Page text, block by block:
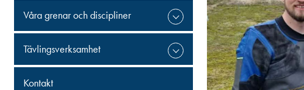
Våra grenar och discipliner
Tävlingsverksamhet
Kontakt